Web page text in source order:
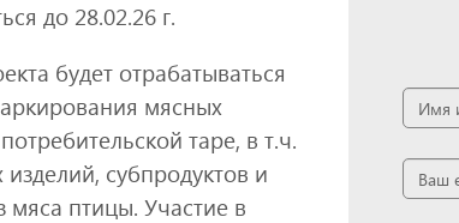
до 28.02.26 г.
будет отрабатываться
мясных
таре, в т.ч.
субпродуктов и
мяса птицы. Участие в